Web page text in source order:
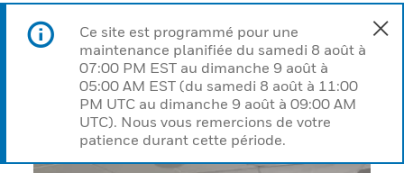
Ce site est programmé pour une
maintenance planifiée du samedi 8 août à
07:00 PM EST au dimanche 9 août à
05:00 AM EST (du samedi 8 août à 11:00
PM UTC au dimanche 9 août à 09:00 AM
UTC). Nous vous remercions de votre
patience durant cette période.